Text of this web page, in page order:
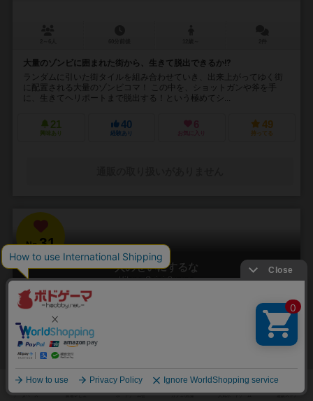
大量のゾンビに囲まれた街から、生きて脱出できるか⁉︎
ランダムに引いた街タイルを組み合わせていき、出来上がってゆく街
に配置される大量のゾンビコマ！ この中を、ショットガンや斧を手
に、生きてヘリポートまで脱出する！という極めてシ...
21
興味あり
40
経験あり
6
お気に入り
49
持ってる
No.31
人のせいにするな
Hitono Seini Suruna
3～5人
責任をなすりつけろ！
「お前がやったんだろ！！」 やった覚えのないミスや罪を押し付けら